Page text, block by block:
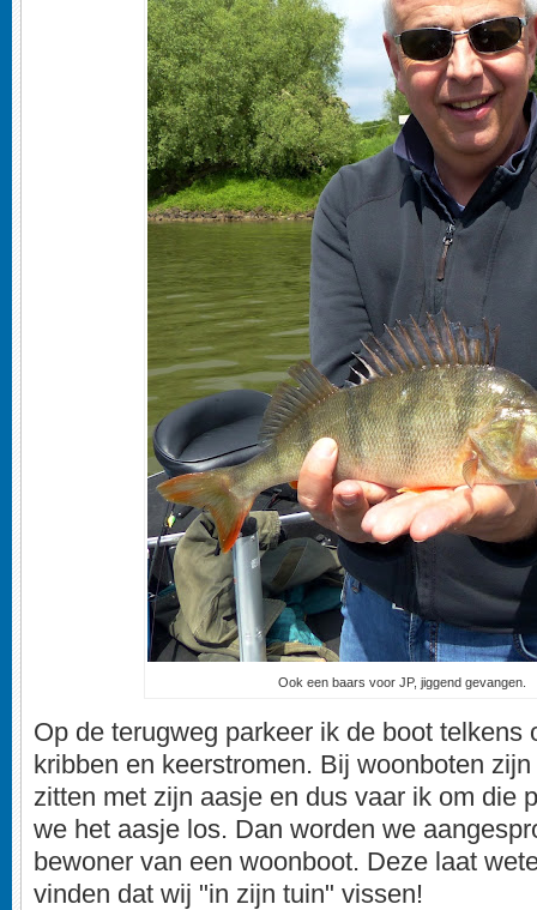
Ook een baars voor JP, jiggend gevangen.
Op de terugweg parkeer ik de boot telkens
kribben en keerstromen. Bij woonboten
zitten met zijn aasje en dus vaar ik om die
we het aasje los. Dan worden we
bewoner van een woonboot. Deze laat
vinden dat wij "in zijn tuin" vissen!